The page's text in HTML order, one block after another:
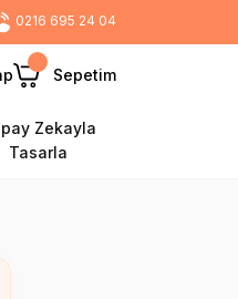
0216 695 24 04
Sepetim
Zekayla
Tasarla